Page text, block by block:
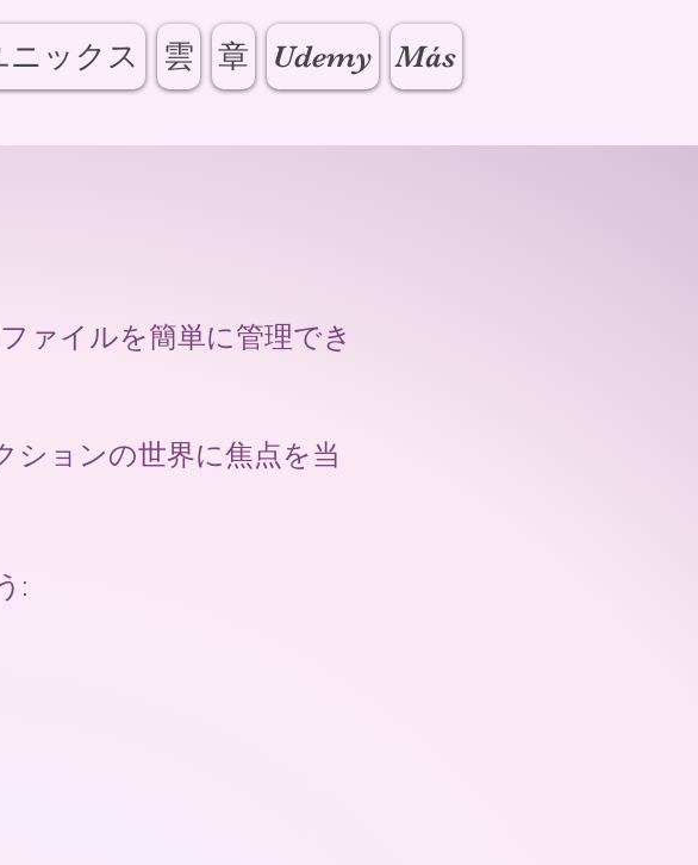
ニックス 雲 章 Udemy Más
ァイルを簡単に管理でき
ションの世界に焦点を当
: